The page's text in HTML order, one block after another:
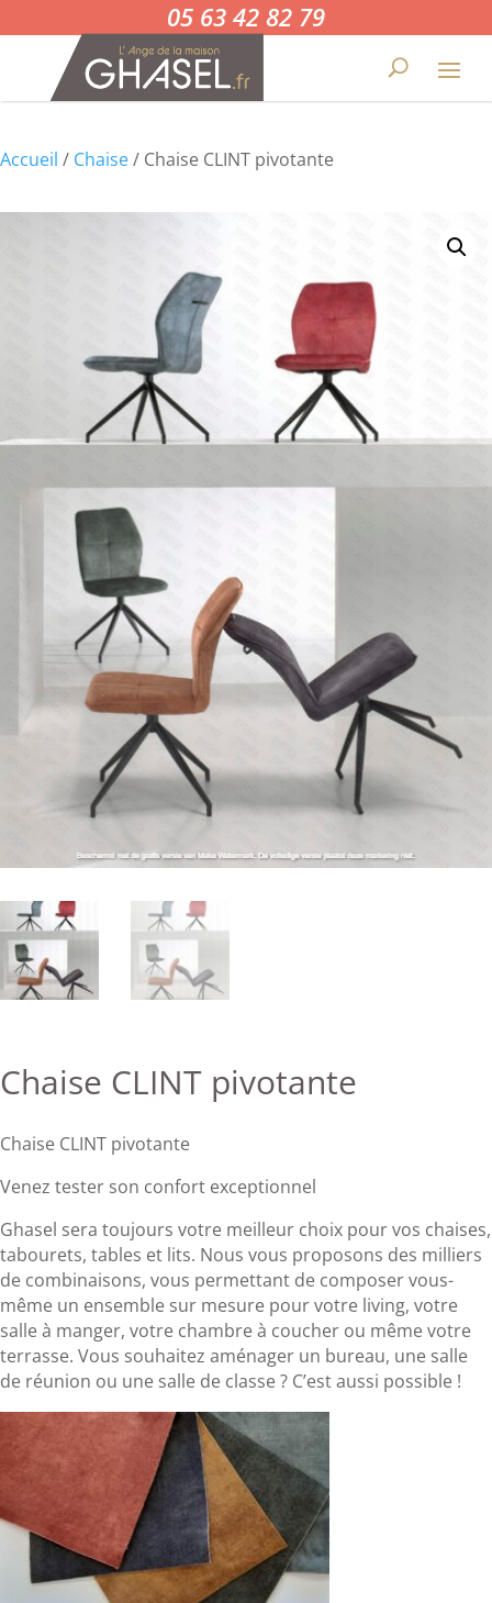
05 63 42 82 79
Accueil / Chaise/ Chaise CLINT pivotante
Chaise CLINT pivotante
Chaise CLINT pivotante
Venez tester son confort exceptionnel
Ghasel sera toujours votre meilleur choix pour vos chaises,
tabourets, tables et lits. Nous vous proposons des milliers
de combinaisons, vous permettant de composer vous-
même un ensemble sur mesure pour votre living, votre
salle à manger, votre chambre à coucher ou même votre
terrasse. Vous souhaitez aménager un bureau, une salle
de réunion ou une salle de classe ? C’est aussi possible !